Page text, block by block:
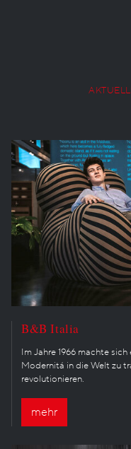
B&B Italia
Im Jahre 1966 machte
Modernitá in die Welt zu
revolutionieren.
mehr